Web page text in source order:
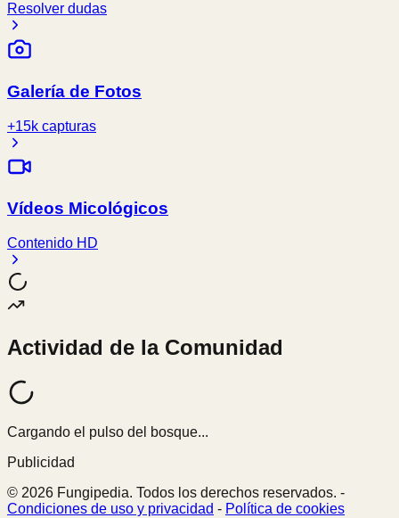
Resolver dudas
Galería de Fotos
+15k capturas
Vídeos Micológicos
Contenido HD
Actividad de la Comunidad
Cargando el pulso del bosque...
Publicidad
© 2026 Fungipedia. Todos los derechos reservados. -
Condiciones de uso y privacidad - Política de cookies